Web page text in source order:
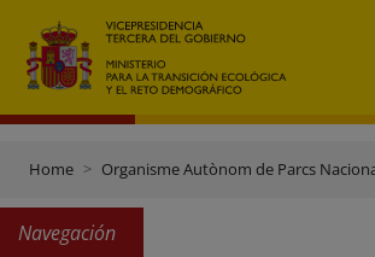
Home Organisme Autònom de Parcs
Navegación